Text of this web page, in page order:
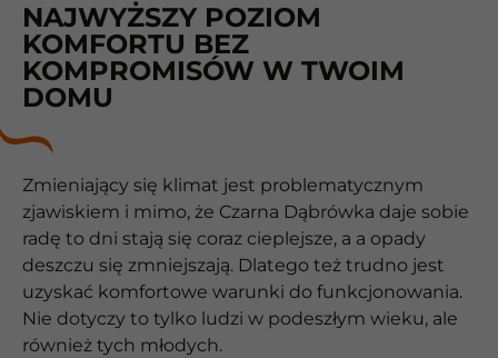
NAJWYŻSZY POZIOM
KOMFORTU BEZ
KOMPROMISÓW W TWOIM
DOMU
Zmieniający się klimat jest problematycznym
zjawiskiem i mimo, że Czarna Dąbrówka daje sobie
radę to dni stają się coraz cieplejsze, a a opady
deszczu się zmniejszają. Dlatego też trudno jest
uzyskać komfortowe warunki do funkcjonowania.
Nie dotyczy to tylko ludzi w podeszłym wieku, ale
również tych młodych.